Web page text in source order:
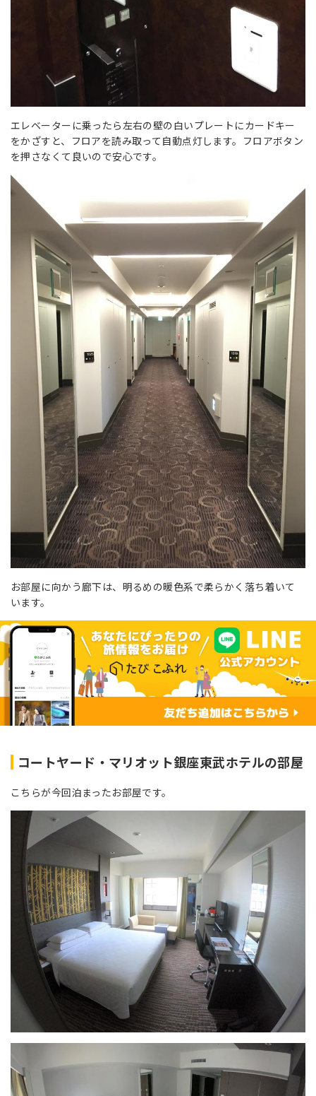
エレベーターに乗ったら左右の壁の白いプレートにカードキー
をかざすと、フロアを読み取って自動点灯します。フロアボタン
を押さなくて良いので安心です。
お部屋に向かう廊下は、明るめの暖色系で柔らかく落ち着いて
います。
コートヤード・マリオット銀座東武ホテルの部屋
こちらが今回泊まったお部屋です。